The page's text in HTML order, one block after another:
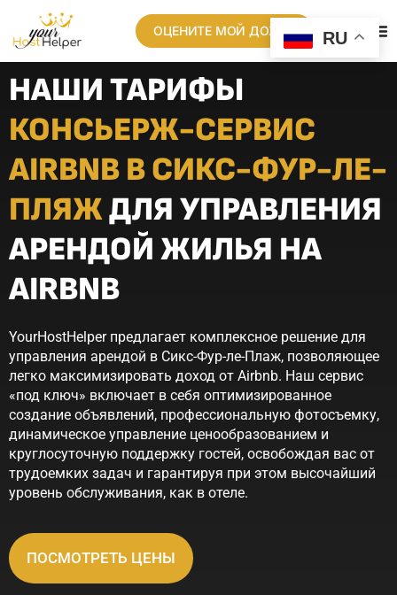
ОЦЕНИТЕ МОЙ ДОХОД
НАШИ ТАРИФЫ
КОНСЬЕРЖ-СЕРВИС
AIRBNB В СИКС-ФУР-ЛЕ-
ПЛЯЖДЛЯ УПРАВЛЕНИЯ
АРЕНДОЙ ЖИЛЬЯ НА
AIRBNB
YourHostHelper предлагает комплексное решение для
управления арендой в Сикс-Фур-ле-Плаж, позволяющее
легко максимизировать доход от Airbnb. Наш сервис
«под ключ» включает в себя оптимизированное
создание объявлений, профессиональную фотосъемку,
динамическое управление ценообразованием и
круглосуточную поддержку гостей, освобождая вас от
трудоемких задач и гарантируя при этом высочайший
уровень обслуживания, как в отеле.
ПОСМОТРЕТЬ ЦЕНЫ
RU